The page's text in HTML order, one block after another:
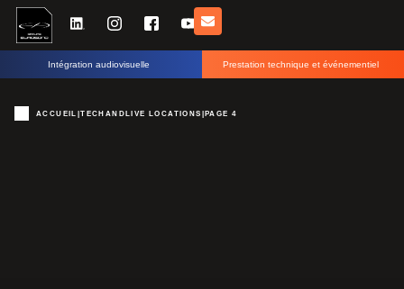
Intégration audiovisuelle Prestation technique et événementiel
ACCUEIL |TECHANDLIVE LOCATIONS PAGE 4